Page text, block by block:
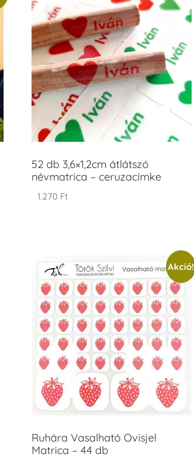
52 db 3,6×1,2cm átlátszó
névmatrica – ceruzacímke
1.270 Ft
Akció!
Ruhára Vasalható Ovisjel
Matrica – 44 db